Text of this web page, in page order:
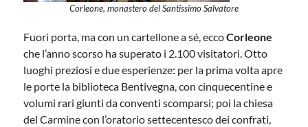
Corleone, monastero del Santissimo Salvatore
Fuori porta, ma con un cartellone a sé, eccoCorleone
che l’anno scorso ha superato i 2.100 visitatori. Otto
luoghi preziosi e due esperienze: per la prima volta apre
le porte la biblioteca Bentivegna, con cinquecentine e
volumi rari giunti da conventi scomparsi; poi la chiesa
del Carmine con l’oratorio settecentesco dei confrati,